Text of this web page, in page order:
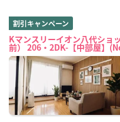
割引キャンペーン
Kマンスリーイオン八代ショ
前） 206・2DK-【中部屋】